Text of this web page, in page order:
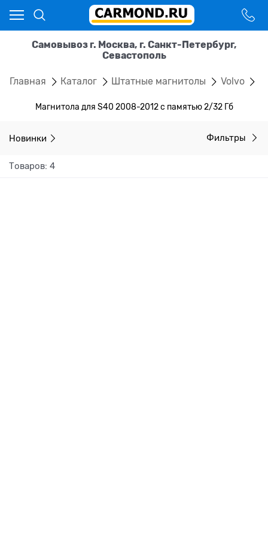
Самовывоз г. Москва, г. Санкт-Петербург,
Севастополь
Главная Каталог Штатные магнитолы Volvo
Магнитола для S40 2008-2012 с памятью 2/32 Гб
Новинки Фильтры
Товаров: 4